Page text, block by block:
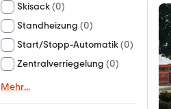
Skisack(0)
Standheizung (0)
Start/Stopp-Automatik(0)
Zentralverriegelung (0)
Mehr...